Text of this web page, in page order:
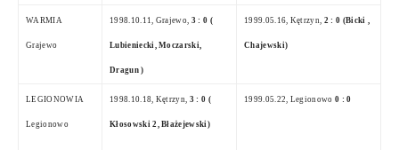
WARMIA
Grajewo
1998.10.11, Grajewo, 3 : 0 (
Lubieniecki, Moczarski,
Dragun )
1999.05.16, Kętrzyn, 2 : 0 (Bicki ,
Chajewski)
LEGIONOWIA
Legionowo
1998.10.18, Kętrzyn, 3 : 0 (
Kłosowski 2, Błażejewski)
1999.05.22 , Legionowo0 : 0